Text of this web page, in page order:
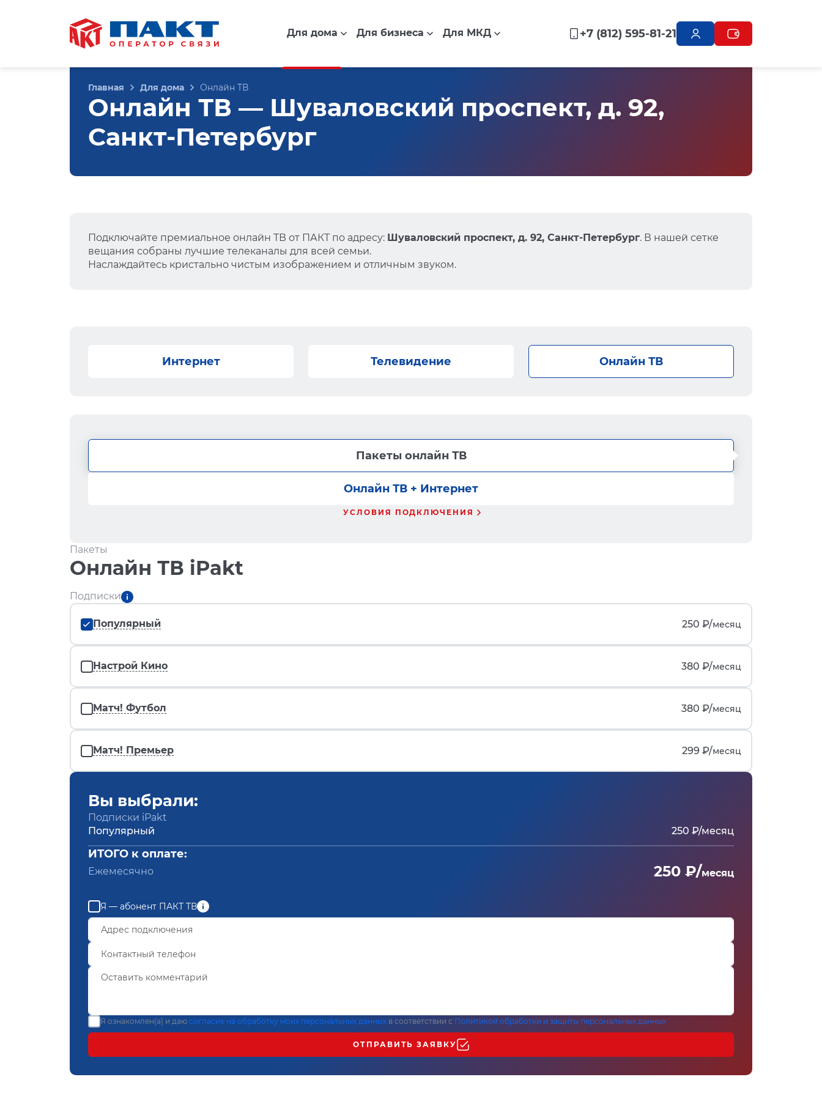
Для дома Для бизнеса Для МКД +7 (812) 595-81-21
Главная Для дома Онлайн ТВ
Онлайн ТВ — Шуваловский проспект, д. 92,
Санкт-Петербург
Подключайте премиальное онлайн ТВ от ПАКТ по адресу: Шуваловский проспект, д. 92, Санкт-Петербург. В нашей сетке
вещания собраны лучшие телеканалы для всей семьи.
Наслаждайтесь кристально чистым изображением и отличным звуком.
Интернет Телевидение Онлайн ТВ
Пакеты онлайн ТВ
Онлайн ТВ + Интернет
УСЛОВИЯ ПОДКЛЮЧЕНИЯ
Пакеты
Онлайн ТВ iPakt
Подписки
Популярный 250 ₽/месяц
Настрой Кино 380 ₽/месяц
Матч! Футбол 380 ₽/месяц
Матч! Премьер 299 ₽/месяц
Вы выбрали:
Подписки iPakt
Популярный
250 ₽/месяц
ИТОГО к оплате:
Ежемесячно 250 ₽/месяц
Я — абонент ПАКТ ТВ
Я ознакомлен(а) и даю согласие на обработку моих персональных данных в соответствии с Политикой обработки и защиты персональных данных
ОТПРАВИТЬ ЗАЯВКУ